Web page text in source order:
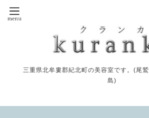
三重県北牟婁郡紀北町の美容室です。(尾
島)